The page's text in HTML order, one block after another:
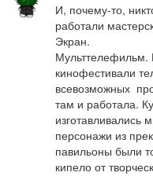
И, почему-то,
работали
Экран.
кинофестивали
всевозможных
там и работала.
изготавливались
персонажи из
павильоны были
кипело от